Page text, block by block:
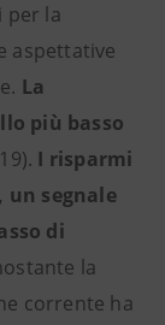
per la
aspettative
La
più basso
I risparmi
segnale
di
la
corrente ha